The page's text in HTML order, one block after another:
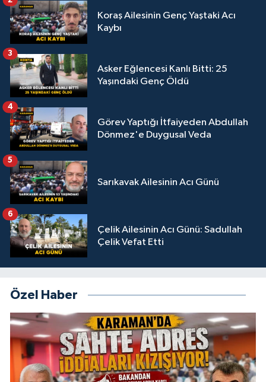
Koraş Ailesinin Genç Yaştaki Acı
Kaybı
Asker Eğlencesi Kanlı Bitti: 25
Yaşındaki Genç Öldü
3
Görev Yaptığı İtfaiyeden Abdullah
Dönmez'e Duygusal Veda
4
Sarıkavak Ailesinin Acı Günü
5
Çelik Ailesinin Acı Günü: Sadullah
Çelik Vefat Etti
6
Özel Haber